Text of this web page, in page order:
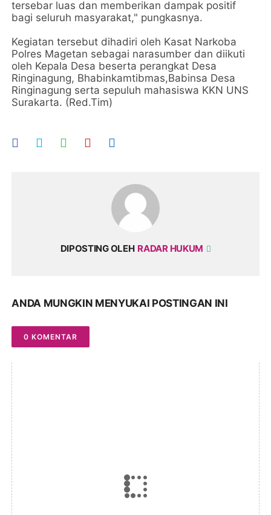
tersebar luas dan memberikan dampak positif
bagi seluruh masyarakat," pungkasnya.
Kegiatan tersebut dihadiri oleh Kasat Narkoba
Polres Magetan sebagai narasumber dan diikuti
oleh Kepala Desa beserta perangkat Desa
Ringinagung, Bhabinkamtibmas,Babinsa Desa
Ringinagung serta sepuluh mahasiswa KKN UNS
Surakarta. (Red.Tim)
DIPOSTING OLEH RADAR HUKUM
ANDA MUNGKIN MENYUKAI POSTINGAN INI
0 KOMENTAR